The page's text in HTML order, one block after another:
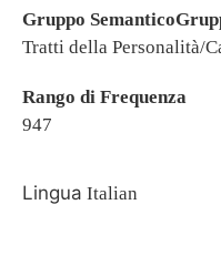
Gruppo
Tratti della Personalità/
Rango di Frequenza
947
Lingua Italian